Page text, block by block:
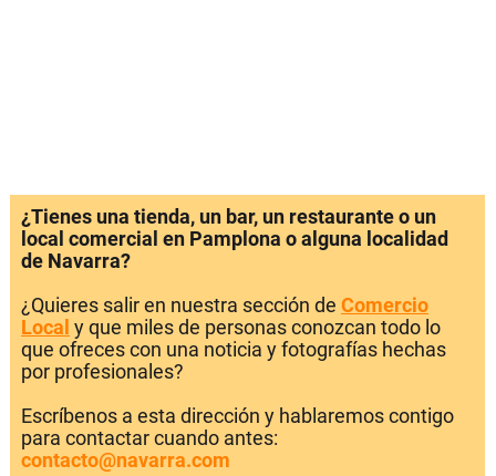
¿Tienes una tienda, un bar, un restaurante o un
local comercial en Pamplona o alguna localidad
de Navarra?
¿Quieres salir en nuestra sección de Comercio
Local y que miles de personas conozcan todo lo
que ofreces con una noticia y fotografías hechas
por profesionales?
Escríbenos a esta dirección y hablaremos contigo
para contactar cuando antes:
contacto@navarra.com